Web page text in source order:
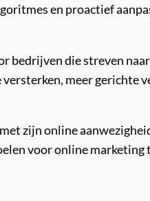
en proactief
bedrijven die streven
meer gerichte
zijn online
voor online marketing